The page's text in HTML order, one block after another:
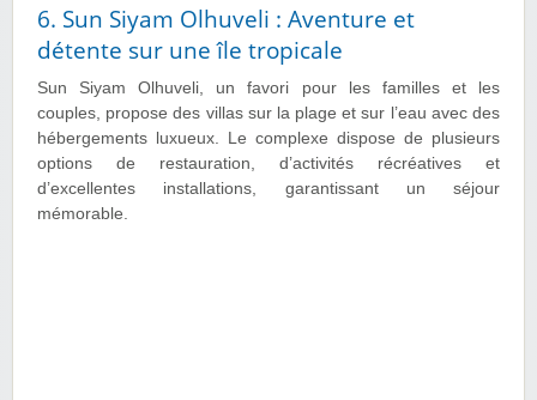
6. Sun Siyam Olhuveli : Aventure et
détente sur une île tropicale
Sun Siyam Olhuveli, un favori pour les familles et les
couples, propose des villas sur la plage et sur l’eau avec des
hébergements luxueux. Le complexe dispose de plusieurs
options de restauration, d’activités récréatives et
d’excellentes installations, garantissant un séjour
mémorable.